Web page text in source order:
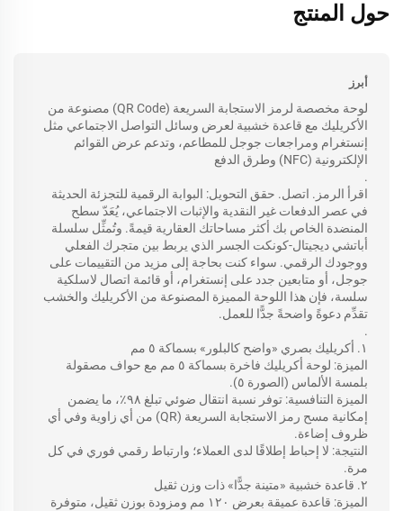
حول المنتج
أبرز
لوحة مخصصة لرمز الاستجابة السريعة (QR Code) مصنوعة من
الأكريليك مع قاعدة خشبية لعرض وسائل التواصل الاجتماعي مثل
إنستغرام ومراجعات جوجل للمطاعم، وتدعم عرض القوائم
الإلكترونية (NFC) وطرق الدفع
.
اقرأ الرمز. اتصل. حقق التحويل: البوابة الرقمية للتجزئة الحديثة
في عصر الدفعات غير النقدية والإثبات الاجتماعي، يُعَدّ سطح
المنضدة الخاص بك أكثر مساحاتك العقارية قيمةً. وتُمثِّل سلسلة
أباتشي ديجيتال-كونكت الجسر الذي يربط بين متجرك الفعلي
ووجودك الرقمي. سواء كنت بحاجة إلى مزيد من التقييمات على
جوجل، أو متابعين جدد على إنستغرام، أو قائمة اتصال لاسلكية
سلسة، فإن هذا اللوحة المميزة المصنوعة من الأكريليك والخشب
تقدِّم دعوةً واضحةً جدًّا للعمل.
.
١. أكريليك بصري «واضح كالبلور» بسماكة ٥ مم
الميزة: لوحة أكريليك فاخرة بسماكة ٥ مم مع حواف مصقولة
بلمسة الألماس (الصورة ٥).
الميزة التنافسية: توفر نسبة انتقال ضوئي تبلغ ٩٨٪، ما يضمن
إمكانية مسح رمز الاستجابة السريعة (QR) من أي زاوية وفي أي
ظروف إضاءة.
النتيجة: لا إحباط إطلاقًا لدى العملاء؛ وارتباط رقمي فوري في كل
مرة.
٢. قاعدة خشبية «متينة جدًّا» ذات وزن ثقيل
الميزة: قاعدة عميقة بعرض ١٢٠ مم ومزودة بوزن ثقيل، متوفرة